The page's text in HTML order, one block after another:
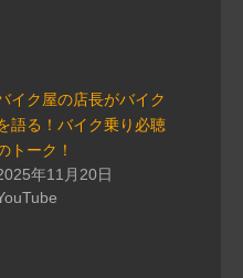
イク屋の店長がバイク
語る！バイク乗り必聴
トーク！
年11月20日